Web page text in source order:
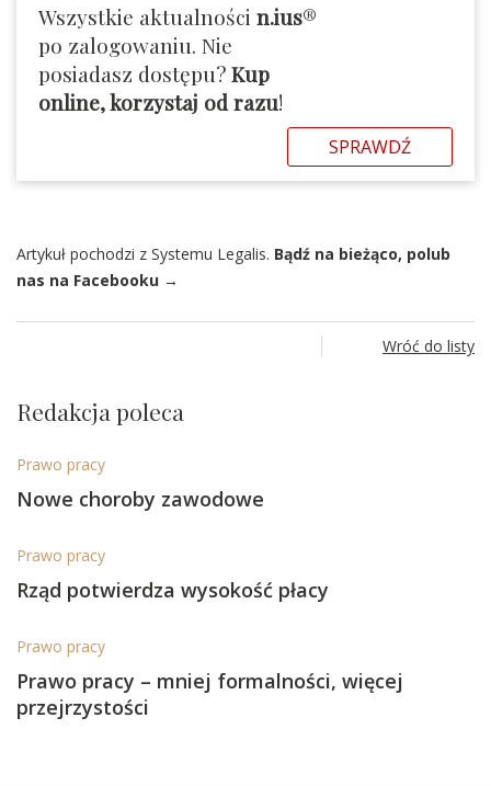
Wszystkie aktualności n.ius®
po zalogowaniu. Nie
posiadasz dostępu?Kup
online, korzystaj od razu!
SPRAWDŹ
Artykuł pochodzi z Systemu Legalis. Bądź na bieżąco, polub
nas na Facebooku →
Wróć do listy
Redakcja poleca
Prawo pracy
Nowe choroby zawodowe
Prawo pracy
Rząd potwierdza wysokość płacy
Prawo pracy
Prawo pracy – mniej formalności, więcej
przejrzystości